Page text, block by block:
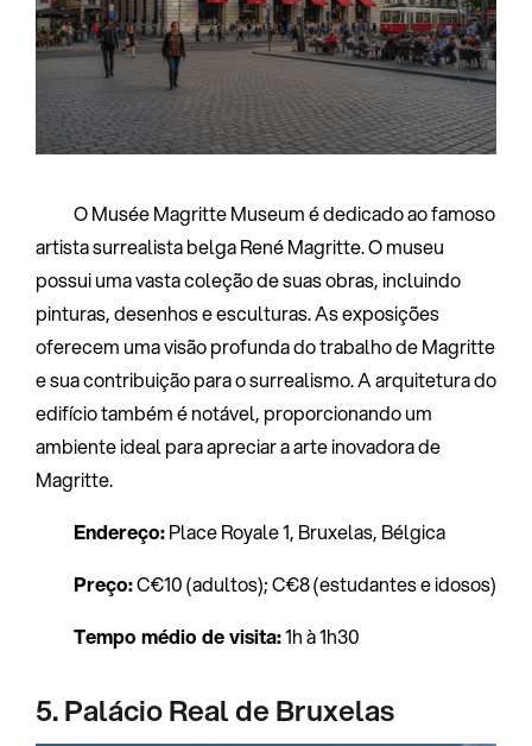
O Musée Magritte Museum é dedicado ao famoso
artista surrealista belga René Magritte. O museu
possui uma vasta coleção de suas obras, incluindo
pinturas, desenhos e esculturas. As exposições
oferecem uma visão profunda do trabalho de Magritte
e sua contribuição para o surrealismo. A arquitetura do
edifício também é notável, proporcionando um
ambiente ideal para apreciar a arte inovadora de
Magritte.
Endereço:Place Royale 1, Bruxelas, Bélgica
Preço:C€10 (adultos); C€8 (estudantes e idosos)
Tempo médio de visita:1h à 1h30
5. Palácio Real de Bruxelas